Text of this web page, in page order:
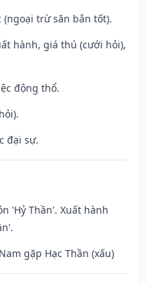
(ngoại trừ săn bắn tốt).
hành, giá thú (cưới hỏi),
động thổ.
đại sự.
'Hỷ Thần'. Xuất hành
gặp Hạc Thần (xấu)